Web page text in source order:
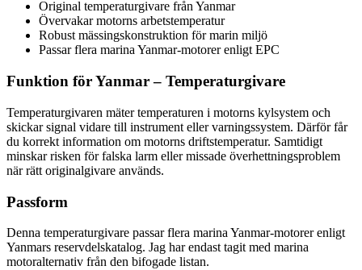
Original temperaturgivare från Yanmar
Övervakar motorns arbetstemperatur
Robust mässingskonstruktion för marin miljö
Passar flera marina Yanmar-motorer enligt EPC
Funktion för Yanmar – Temperaturgivare
Temperaturgivaren mäter temperaturen i motorns kylsystem och
skickar signal vidare till instrument eller varningssystem. Därför får
du korrekt information om motorns driftstemperatur. Samtidigt
minskar risken för falska larm eller missade överhettningsproblem
när rätt originalgivare används.
Passform
Denna temperaturgivare passar flera marina Yanmar-motorer enligt
Yanmars reservdelskatalog. Jag har endast tagit med marina
motoralternativ från den bifogade listan.